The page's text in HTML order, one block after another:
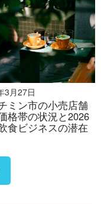
者を惹きつけている
根ざした分野で存
ヒーは700店舗以
ています。一方、
広いリーチを実現
ルドサンフードと
の分野で市場を席
うな屋台料理をイ
ズ投資家にとって
供しています
3月27日
ミン市の小売店舗
格帯の状況と2026
食ビジネスの潜在